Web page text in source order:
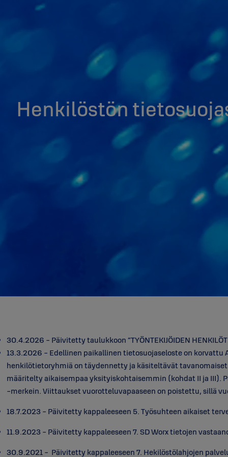
Henkilöstön
30.4.2026 - Päivitetty taulukkoon ”TYÖNTEKIJÖIDEN
13.3.2026 - Edellinen paikallinen tietosuojaseloste on korvattu
henkilötietoryhmiä on täydennetty ja käsiteltävät
määritelty aikaisempaa yksityiskohtaisemmin (kohdat II ja III).
-merkein. Viittaukset vuorotteluvapaaseen on poistettu, sillä
18.7.2023 - Päivitetty kappaleeseen 5. Työsuhteen aikaiset
11.9.2023 - Päivitetty kappaleeseen 7. SD Worx tietojen
30.9.2021 - Päivitetty kappaleeseen 7. Hekilöstölahjojen